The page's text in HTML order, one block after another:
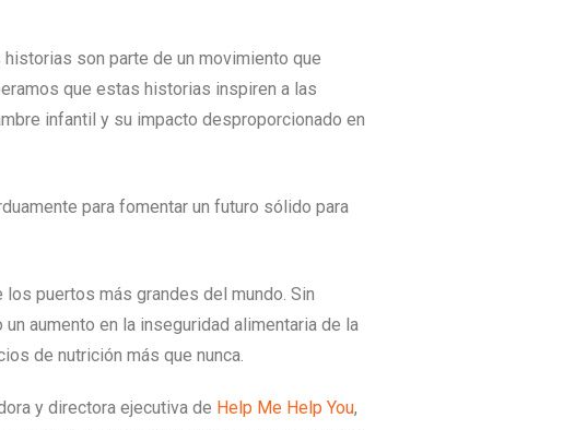
son parte de un movimiento que
que estas historias inspiren a las
infantil y su impacto desproporcionado en
para fomentar un futuro sólido para
puertos más grandes del mundo. Sin
aumento en la inseguridad alimentaria de la
de nutrición más que nunca.
y directora ejecutiva de Help Me Help You,